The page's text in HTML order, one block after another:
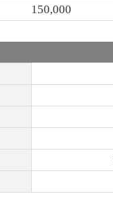
150,000